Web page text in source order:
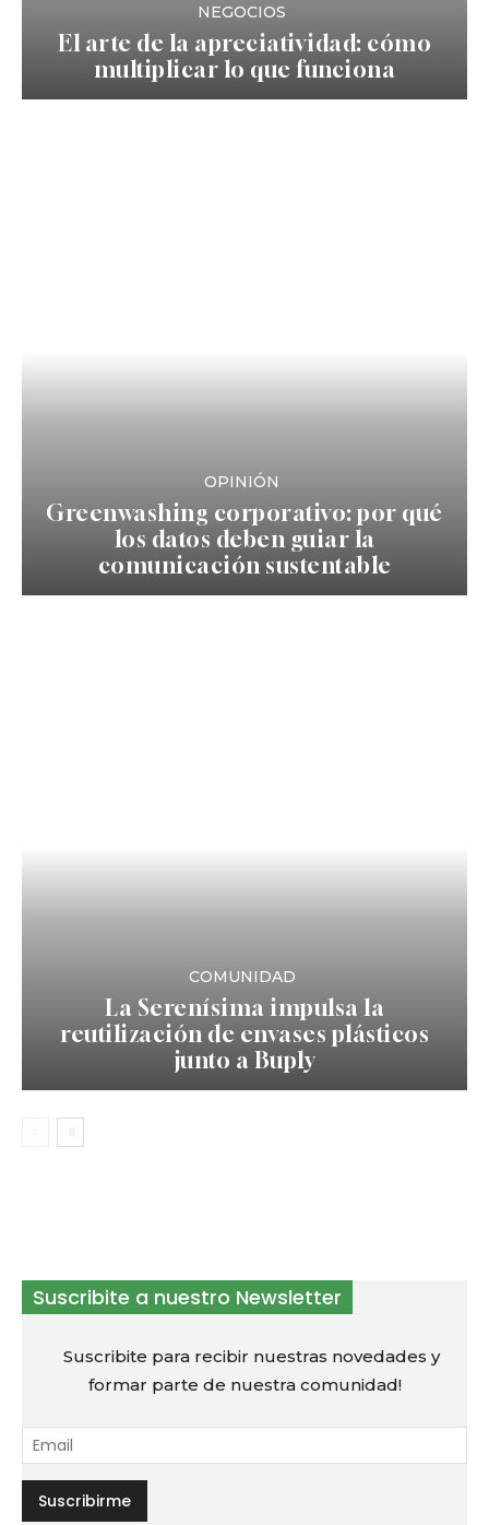
NEGOCIOS
El arte de la apreciatividad: cómo
multiplicar lo que funciona
OPINIÓN
Greenwashing corporativo: por qué
los datos deben guiar la
comunicación sustentable
COMUNIDAD
La Serenísima impulsa la
reutilización de envases plásticos
junto a Buply
Suscribite a nuestro Newsletter
Suscribite para recibir nuestras novedades y
formar parte de nuestra comunidad!